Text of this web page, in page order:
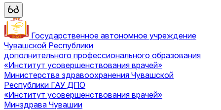
Государственное автономное учреждение
Чувашской Республики
дополнительного профессионального образования
«Институт усовершенствования врачей»
Министерства здравоохранения Чувашской
Республики ГАУ ДПО
«Институт усовершенствования врачей»
Минздрава Чувашии